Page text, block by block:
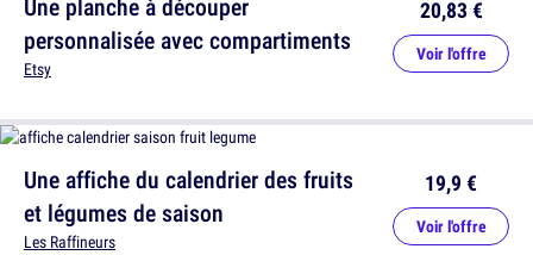
Une affiche du calendrier des fruits
et légumes de saison
Les Raffineurs
19,9 €
Voir l'offre
personnalisée avec compartiments
Etsy
20,83 €
Voir l'offre